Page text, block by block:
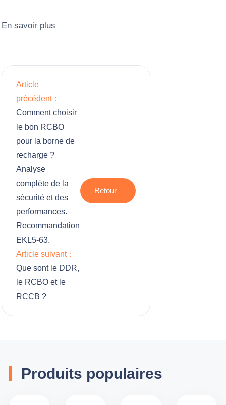
En savoir plus
Article
précédent：
Comment choisir
le bon RCBO
pour la borne de
recharge ?
Analyse
complète de la
sécurité et des
performances.
Recommandation
EKL5-63.
Article suivant：
Que sont le DDR,
le RCBO et le
RCCB ?
Retour
Produits populaires